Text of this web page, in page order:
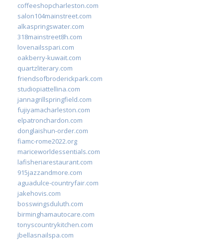
coffeeshopcharleston.com
salon104mainstreet.com
alkaspringswater.com
318mainstreet8h.com
lovenailsspari.com
oakberry-kuwait.com
quartzliterary.com
friendsofbroderickpark.com
studiopiattellina.com
jannagrillspringfield.com
fujiyamacharleston.com
elpatronchardon.com
donglaishun-order.com
fiamc-rome2022.org
mariceworldessentials.com
lafisheriarestaurant.com
915jazzandmore.com
aguadulce-countryfair.com
jakehovis.com
bosswingsduluth.com
birminghamautocare.com
tonyscountrykitchen.com
jbellasnailspa.com